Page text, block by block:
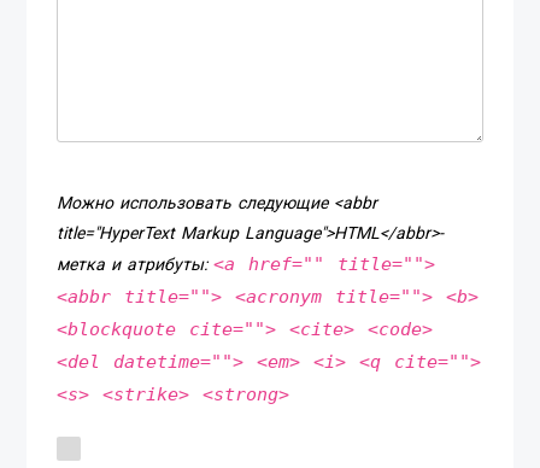
Можно использовать следующие <abbr
title="HyperText Markup Language">HTML</abbr>-
метка и атрибуты:<a href="" title="">
<abbr title=""> <acronym title=""> <b>
<blockquote cite=""> <cite> <code>
<del datetime=""> <em> <i> <q cite="">
<s> <strike> <strong>